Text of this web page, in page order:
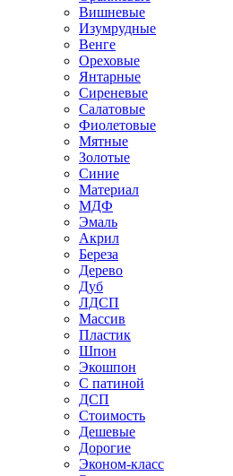
Вишневые
Изумрудные
Венге
Ореховые
Янтарные
Сиреневые
Салатовые
Фиолетовые
Мятные
Золотые
Синие
Материал
МДФ
Эмаль
Акрил
Береза
Дерево
Дуб
ЛДСП
Массив
Пластик
Шпон
Экошпон
С патиной
ДСП
Стоимость
Дешевые
Дорогие
Эконом-класс